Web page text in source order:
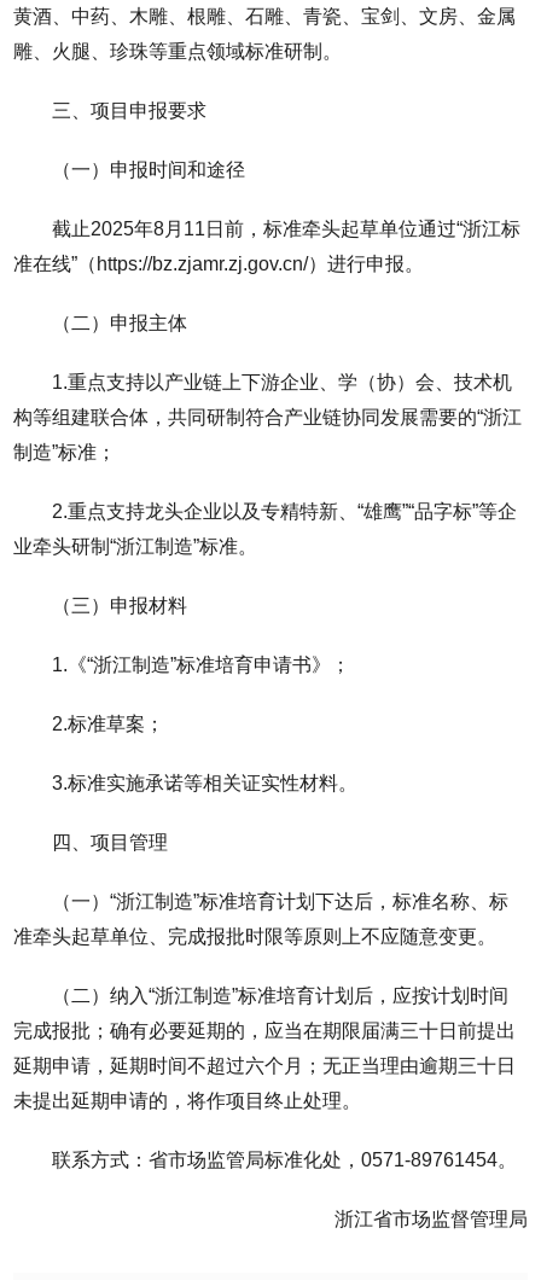
黄酒、中药、木雕、根雕、石雕、青瓷、宝剑、文房、金属
雕、火腿、珍珠等重点领域标准研制。
三、项目申报要求
（一）申报时间和途径
截止2025年8月11日前，标准牵头起草单位通过“浙江标
准在线”（https://bz.zjamr.zj.gov.cn/）进行申报。
（二）申报主体
1.重点支持以产业链上下游企业、学（协）会、技术机
构等组建联合体，共同研制符合产业链协同发展需要的“浙江
制造”标准；
2.重点支持龙头企业以及专精特新、“雄鹰”“品字标”等企
业牵头研制“浙江制造”标准。
（三）申报材料
1.《“浙江制造”标准培育申请书》；
2.标准草案；
3.标准实施承诺等相关证实性材料。
四、项目管理
（一）“浙江制造”标准培育计划下达后，标准名称、标
准牵头起草单位、完成报批时限等原则上不应随意变更。
（二）纳入“浙江制造”标准培育计划后，应按计划时间
完成报批；确有必要延期的，应当在期限届满三十日前提出
延期申请，延期时间不超过六个月；无正当理由逾期三十日
未提出延期申请的，将作项目终止处理。
联系方式：省市场监管局标准化处，0571-89761454。
浙江省市场监督管理局